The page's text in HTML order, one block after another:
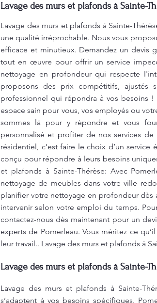
Lavage des murs et plafonds à Sainte-
Lavage des murs et plafonds à Sainte-
une qualité irréprochable. Nous vous
efficace et minutieux. Demandez un devis
tout en œuvre pour offrir un service
nettoyage en profondeur qui respecte
proposons des prix compétitifs, ajustés
professionnel qui répondra à vos besoins
espace sain pour vous, vos employés ou
sommes là pour y répondre et vous
personnalisé et profiter de nos services
résidentiel, c’est faire le choix d’un
conçu pour répondre à leurs besoins
et plafonds à Sainte-Thérèse: Avec
nettoyage de meubles dans votre ville
planifier votre nettoyage en profondeur
intervenir selon votre emploi du temps.
contactez-nous dès maintenant pour un
experts de Pomerleau. Vous méritez ce
leur travail.. Lavage des murs et plafonds à
Lavage des murs et plafonds à Sainte-
Lavage des murs et plafonds à Sainte-
s’adaptent à vos besoins spécifiques.